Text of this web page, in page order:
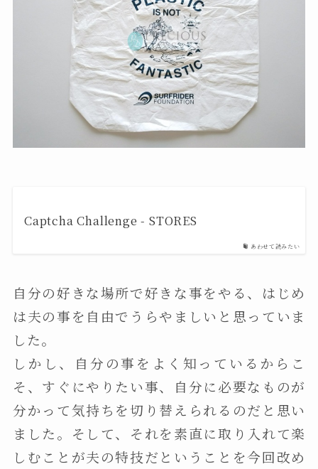
あわせて読みたい
Captcha Challenge - STORES
自分の好きな場所で好きな事をやる、はじめ
は夫の事を自由でうらやましいと思っていま
した。
しかし、自分の事をよく知っているからこ
そ、すぐにやりたい事、自分に必要なものが
分かって気持ちを切り替えられるのだと思い
ました。そして、それを素直に取り入れて楽
しむことが夫の特技だということを今回改め